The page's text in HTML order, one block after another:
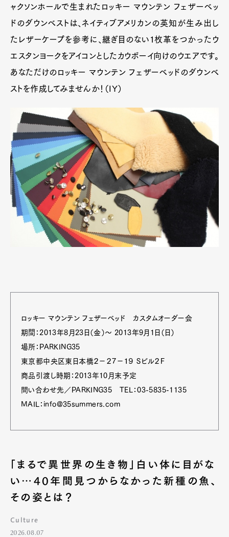
ャクソンホールで生まれたロッキー マウンテン フェザーベッ
ドのダウンベストは、ネイティブアメリカンの英知が生み出し
たレザーケープを参考に、継ぎ目のない1枚革をつかったウ
エスタンヨークをアイコンとしたカウボーイ向けのウエアです。
あなただけのロッキー マウンテン フェザーベッドのダウンベ
ストを作成してみませんか！（IY）
ロッキー マウンテン フェザーベッド カスタムオーダー会
期間：2013年8月23日（金）～ 2013年9月1日（日）
場所：PARKING35
東京都中央区東日本橋２－２７－１９ Ｓビル２Ｆ
商品引渡し時期：2013年10月末予定
問い合わせ先／PARKING35 TEL：03-5835-1135
MAIL：info@35summers.com
「まるで異世界の生き物」白い体に目がな
い…40年間見つからなかった新種の魚、
その姿とは？
Culture
2026.08.07